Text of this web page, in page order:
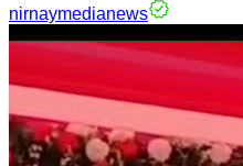
nirnaymedianews